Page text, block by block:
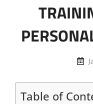
Table of